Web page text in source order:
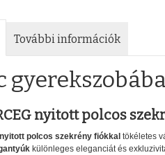
További információk
nyitott polcos
nyitott polcos szekrény fiókkal tökéletes
különleges eleganciát és